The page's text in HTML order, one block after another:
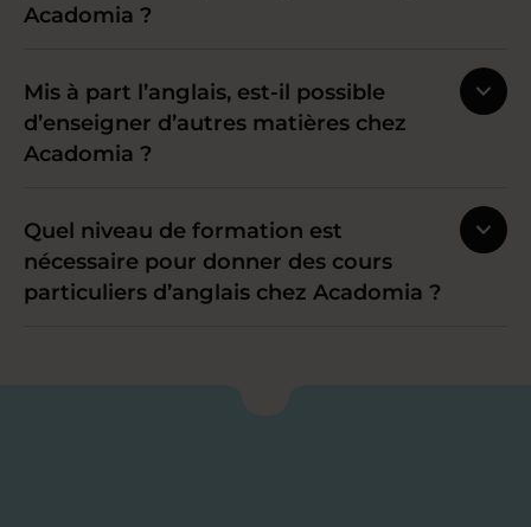
Acadomia ?
Mis à part l’anglais, est-il possible
d’enseigner d’autres matières chez
Acadomia ?
Quel niveau de formation est
nécessaire pour donner des cours
particuliers d’anglais chez Acadomia ?